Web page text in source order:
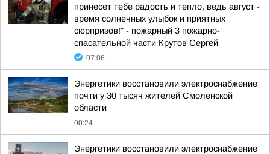
принесет тебе радость и тепло, ведь август -
время солнечных улыбок и приятных
сюрпризов!" - пожарный 3 пожарно-
спасательной части Крутов Сергей
07:06
Энергетики восстановили электроснабжение
почти у 30 тысяч жителей Смоленской
области
00:24
Энергетики восстановили электроснабжение